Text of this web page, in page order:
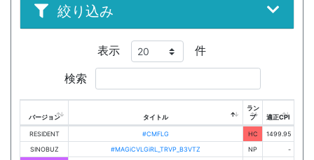
絞り込み
表示 件
検索
バージョン タイトル
ラン
プ
適正CPI
RESIDENT #CMFLG HC
1499.95
SINOBUZ
#MAGiCVLGiRL_TRVP_B3VTZ NP
-